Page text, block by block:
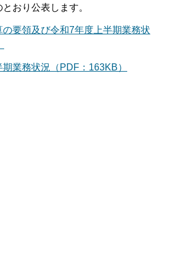
おり公表します。
要領及び令和7年度上半期業務状
業務状況（PDF：163KB）